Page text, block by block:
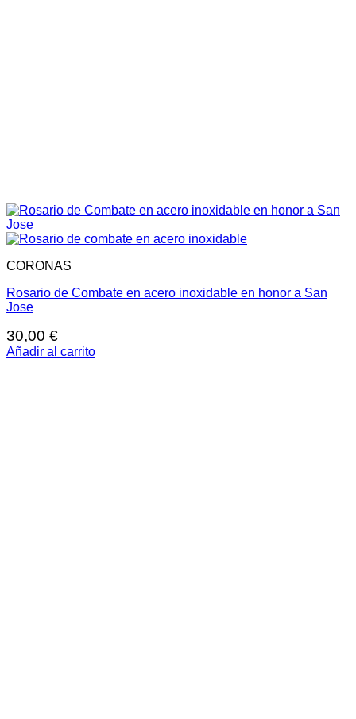
CORONAS
Rosario de Combate en acero inoxidable en honor a San
Jose
30,00 €
Añadir al carrito